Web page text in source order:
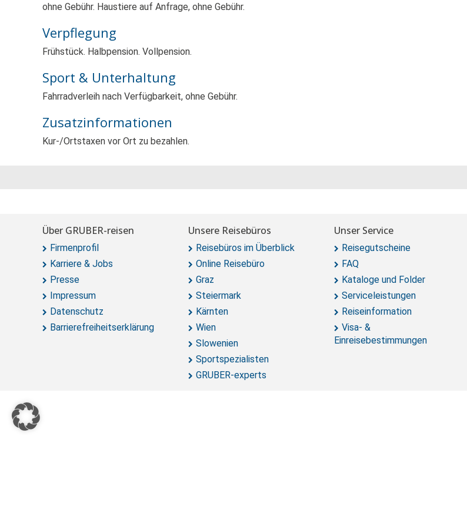
ohne Gebühr. Haustiere auf Anfrage, ohne Gebühr.
Verpflegung
Frühstück. Halbpension. Vollpension.
Sport & Unterhaltung
Fahrradverleih nach Verfügbarkeit, ohne Gebühr.
Zusatzinformationen
Kur-/Ortstaxen vor Ort zu bezahlen.
Über GRUBER-reisen
Firmenprofil
Karriere & Jobs
Presse
Impressum
Datenschutz
Barrierefreiheitserklärung
Unsere Reisebüros
Reisebüros im Überblick
Online Reisebüro
Graz
Steiermark
Kärnten
Wien
Slowenien
Sportspezialisten
GRUBER-experts
Unser Service
Reisegutscheine
FAQ
Kataloge und Folder
Serviceleistungen
Reiseinformation
Visa- &
Einreisebestimmungen